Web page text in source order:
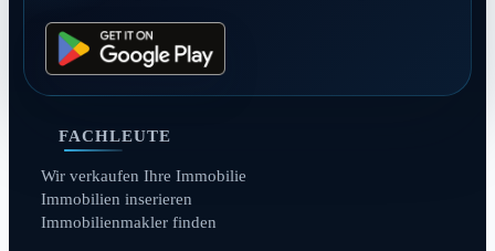
FACHLEUTE
Wir verkaufen Ihre Immobilie
Immobilien inserieren
Immobilienmakler finden